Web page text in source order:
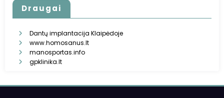
Draugai
Dantų implantacija Klaipėdoje
www.homosanus.lt
manosportas.info
gpklinika.lt